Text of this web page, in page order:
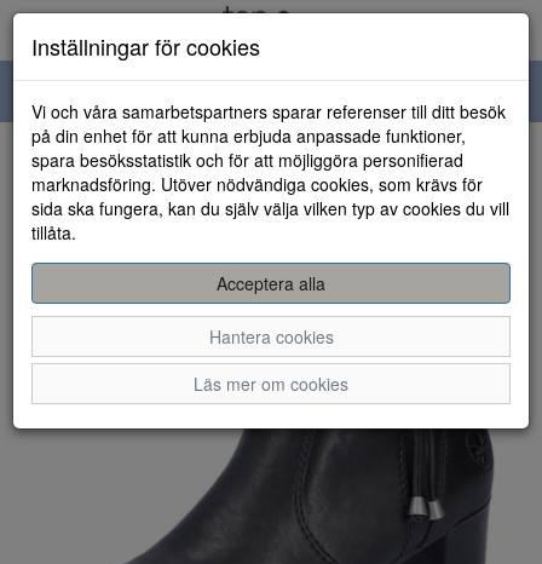
navigation
HEM
Inställningar för cookies
Vi och våra samarbetspartners sparar referenser till ditt besök
på din enhet för att kunna erbjuda anpassade funktioner,
spara besöksstatistik och för att möjliggöra personifierad
marknadsföring. Utöver nödvändiga cookies, som krävs för
sida ska fungera, kan du själv välja vilken typ av cookies du vill
tillåta.
Acceptera alla
Hantera cookies
Läs mer om cookies